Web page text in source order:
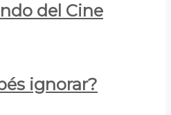
del Cine
ignorar?